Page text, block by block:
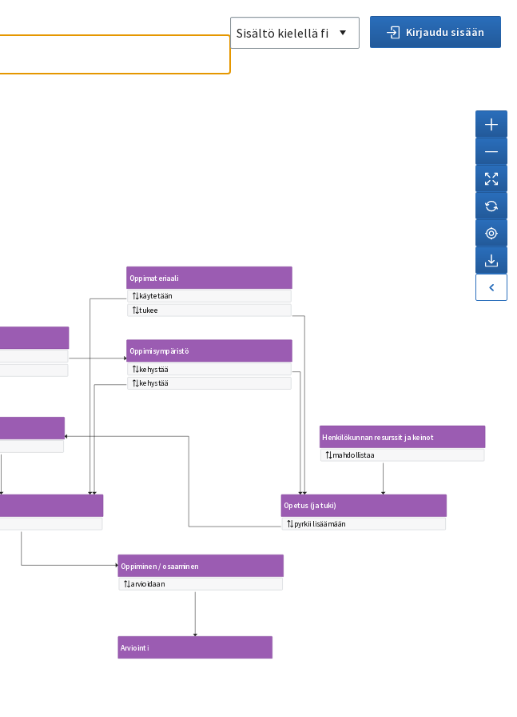
Sisältö kielellä fi Kirjaudu sisään
Oppimateriaali
käytetään
tukee
Oppimisympäristö
kehystää
kehystää
Oppiminen / osaaminen
arvioidaan
Arviointi
Opetus (ja tuki)
pyrkii lisäämään
Henkilökunnan resurssit ja keinot
mahdollistaa